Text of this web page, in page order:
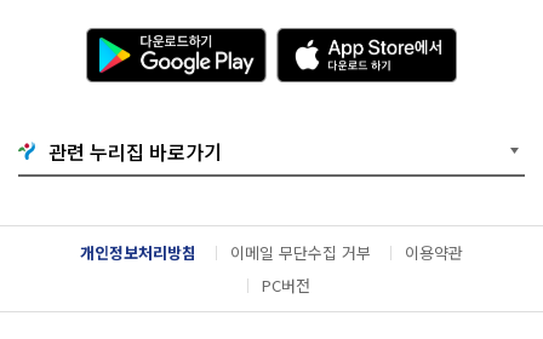
다
운
로
기
G
o
g
l
e
l
A
p
p
e
서
다
운
드
관련 누리집 바로가기
개인정보처리방침 이메일 무단수집 거부
이용약관
PC버전